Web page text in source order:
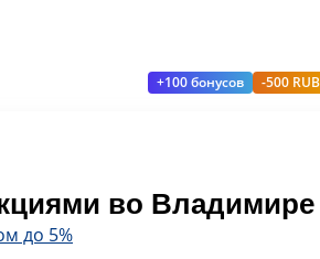
+100 бонусов -500 RUB
во Владимире
до 5%